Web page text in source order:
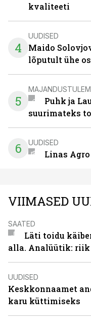
kvaliteeti
4
UUDISED
Maido
lõputult ühe
5
Puhk ja
suurimateks
6 UUDISED
Linas
VIIMASED
SAATED
Läti toidu
alla. Analüütik:
UUDISED
Keskkonnaamet
karu küttimiseks